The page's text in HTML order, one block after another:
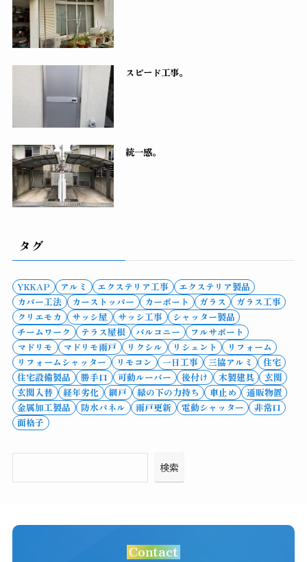
スピード工事。
統一感。
タグ
YKKAP アルミ エクステリア工事
エクステリア製品
カバー工法
カーストッパー カーポート ガラス
ガラス工事
クリエモカ
サッシ屋 サッシ工事
シャッター製品
チームワーク
テラス屋根 バルコニー
フルサポート
マドリモ
マドリモ雨戸 リクシル リシェント
リフォーム
リフォームシャッター
リモコン 一日工事 三協アルミ
住宅
住宅設備製品
勝手口 可動ルーバー 後付け 木製建具
玄関
玄関入替
経年劣化 網戸 縁の下の力持ち 車止め
通販物置
金属加工製品
防水パネル 雨戸更新 電動シャッター
非常口
面格子
検索
Contact